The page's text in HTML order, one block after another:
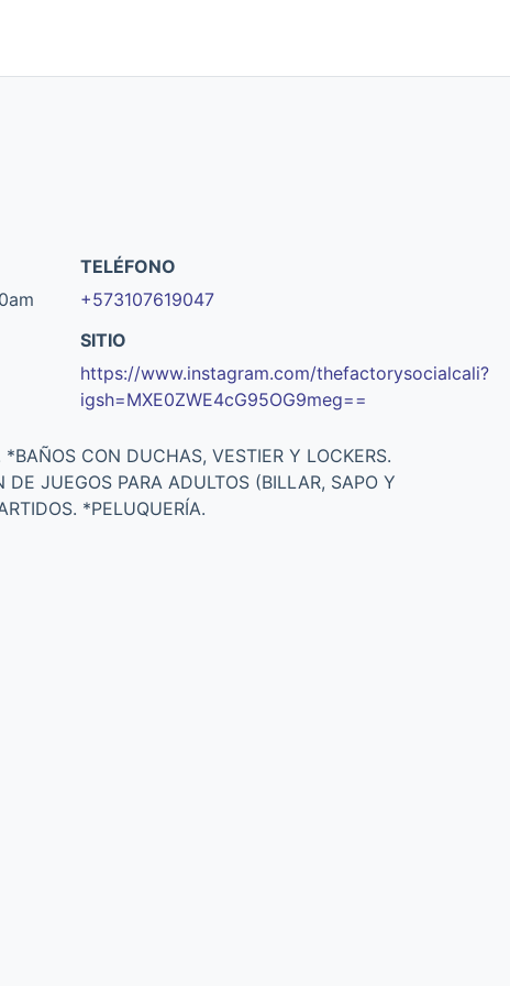
TELÉFONO
+573107619047
SITIO
https://www.instagram.com/thefactorysocialcali?
igsh=MXE0ZWE4cG95OG9meg==
CON DUCHAS, VESTIER Y LOCKERS.
JUEGOS PARA ADULTOS (BILLAR, SAPO Y
*PELUQUERÍA.